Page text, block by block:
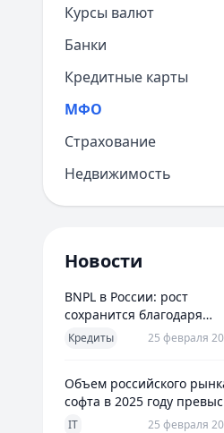
Курсы валют
Банки
Кредитные карты
МФО
Страхование
Недвижимость
Новости
BNPL в России: рост
сохранится благодаря
новым сценариям
использования
Кредиты 25 февраля
Объем российского
софта в 2025 году
800 млрд рублей
IT 25 февраля